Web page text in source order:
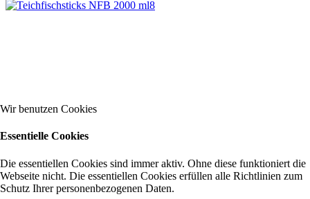
Wir benutzen Cookies
Essentielle Cookies
Die essentiellen Cookies sind immer aktiv. Ohne diese funktioniert die
Webseite nicht. Die essentiellen Cookies erfüllen alle Richtlinien zum
Schutz Ihrer personenbezogenen Daten.